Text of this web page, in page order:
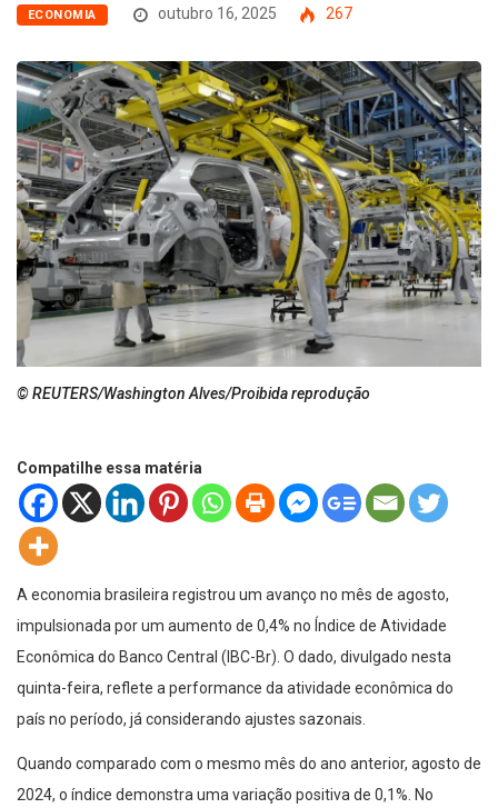
ECONOMIA outubro 16, 2025 267
© REUTERS/Washington Alves/Proibida reprodução
Compatilhe essa matéria
A economia brasileira registrou um avanço no mês de agosto,
impulsionada por um aumento de 0,4% no Índice de Atividade
Econômica do Banco Central (IBC-Br). O dado, divulgado nesta
quinta-feira, reflete a performance da atividade econômica do
país no período, já considerando ajustes sazonais.
Quando comparado com o mesmo mês do ano anterior, agosto de
2024, o índice demonstra uma variação positiva de 0,1%. No